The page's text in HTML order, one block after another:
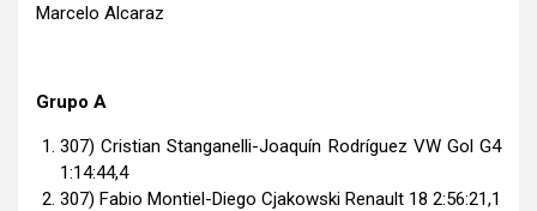
Marcelo Alcaraz
Grupo A
307) Cristian Stanganelli-Joaquín Rodríguez VW Gol G4
1:14:44,4
307) Fabio Montiel-Diego Cjakowski Renault 18 2:56:21,1